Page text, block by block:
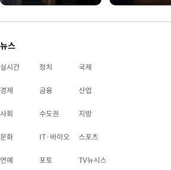
뉴스
실시간 정치 국제
경제 금융 산업
사회 수도권 지방
문화 IT·바이오 스포츠
연예 포토 TV뉴시스